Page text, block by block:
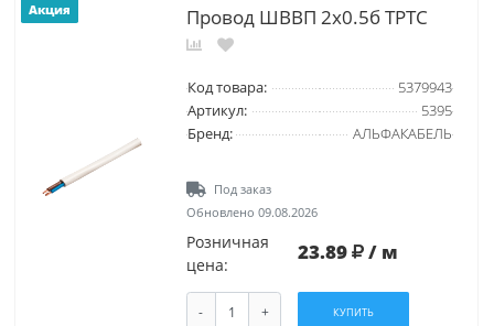
Акция Провод ШВВП 2х0.5б ТРТС
Код товара:
5379943
Артикул:
5395
Бренд:
АЛЬФАКАБЕЛЬ
Под заказ
Обновлено 09.08.2026
Розничная
цена:
23.89 / м
- + КУПИТЬ